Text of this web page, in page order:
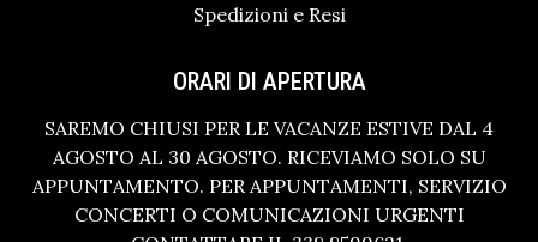
Spedizioni e Resi
ORARI DI APERTURA
SAREMO CHIUSI PER LE VACANZE ESTIVE DAL 4
AGOSTO AL 30 AGOSTO. RICEVIAMO SOLO SU
APPUNTAMENTO. PER APPUNTAMENTI, SERVIZIO
CONCERTI O COMUNICAZIONI URGENTI